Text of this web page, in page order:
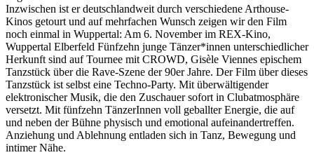
Inzwischen ist er deutschlandweit durch verschiedene Arthouse-
Kinos getourt und auf mehrfachen Wunsch zeigen wir den Film
noch einmal in Wuppertal: Am 6. November im REX-Kino,
Wuppertal Elberfeld Fünfzehn junge Tänzer*innen unterschiedlicher
Herkunft sind auf Tournee mit CROWD, Gisèle Viennes epischem
Tanzstück über die Rave-Szene der 90er Jahre. Der Film über dieses
Tanzstück ist selbst eine Techno-Party. Mit überwältigender
elektronischer Musik, die den Zuschauer sofort in Clubatmosphäre
versetzt. Mit fünfzehn TänzerInnen voll geballter Energie, die auf
und neben der Bühne physisch und emotional aufeinandertreffen.
Anziehung und Ablehnung entladen sich in Tanz, Bewegung und
intimer Nähe.